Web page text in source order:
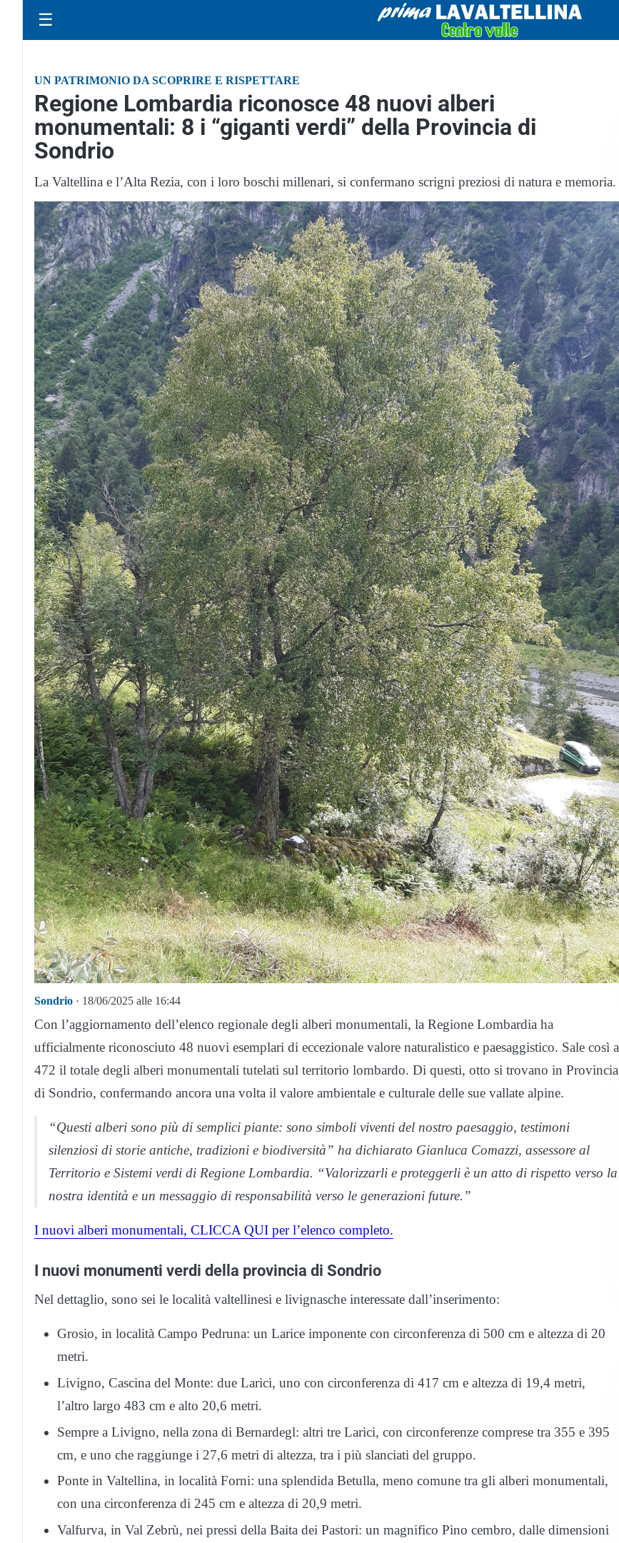
☰
UN PATRIMONIO DA SCOPRIRE E RISPETTARE
Regione Lombardia riconosce 48 nuovi alberi
monumentali: 8 i “giganti verdi” della Provincia di
Sondrio
La Valtellina e l’Alta Rezia, con i loro boschi millenari, si confermano scrigni preziosi di natura e memoria.
Sondrio · 18/06/2025 alle 16:44
Con l’aggiornamento dell’elenco regionale degli alberi monumentali, la Regione Lombardia ha
ufficialmente riconosciuto 48 nuovi esemplari di eccezionale valore naturalistico e paesaggistico. Sale così a
472 il totale degli alberi monumentali tutelati sul territorio lombardo. Di questi, otto si trovano in Provincia
di Sondrio, confermando ancora una volta il valore ambientale e culturale delle sue vallate alpine.
“Questi alberi sono più di semplici piante: sono simboli viventi del nostro paesaggio, testimoni
silenziosi di storie antiche, tradizioni e biodiversità” ha dichiarato Gianluca Comazzi, assessore al
Territorio e Sistemi verdi di Regione Lombardia. “Valorizzarli e proteggerli è un atto di rispetto verso la
nostra identità e un messaggio di responsabilità verso le generazioni future.”
I nuovi alberi monumentali, CLICCA QUI per l’elenco completo.
I nuovi monumenti verdi della provincia di Sondrio
Nel dettaglio, sono sei le località valtellinesi e livignasche interessate dall’inserimento:
Grosio, in località Campo Pedruna: un Larice imponente con circonferenza di 500 cm e altezza di 20
metri.
Livigno, Cascina del Monte: due Larici, uno con circonferenza di 417 cm e altezza di 19,4 metri,
l’altro largo 483 cm e alto 20,6 metri.
Sempre a Livigno, nella zona di Bernardegl: altri tre Larici, con circonferenze comprese tra 355 e 395
cm, e uno che raggiunge i 27,6 metri di altezza, tra i più slanciati del gruppo.
Ponte in Valtellina, in località Forni: una splendida Betulla, meno comune tra gli alberi monumentali,
con una circonferenza di 245 cm e altezza di 20,9 metri.
Valfurva, in Val Zebrù, nei pressi della Baita dei Pastori: un magnifico Pino cembro, dalle dimensioni